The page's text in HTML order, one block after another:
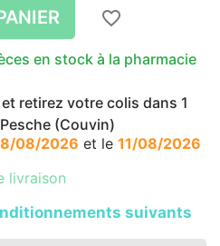
favorite_border
en stock à la pharmacie
retirez votre colis dans 1
(Couvin)
08/2026 et le 11/08/2026
livraison
suivants